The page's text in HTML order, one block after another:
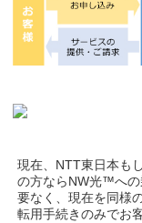
現在、NTT東日本も
の方ならNW光™への
要なく、現在を同様
転用手続きのみでお